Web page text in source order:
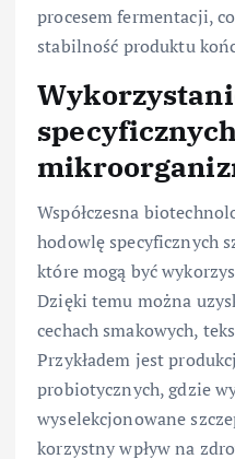
procesem fermentacji,
stabilność produktu
Współczesna
hodowlę specyficznych
które mogą być
Dzięki temu można
cechach smakowych,
Przykładem jest
probiotycznych, gdzie
wyselekcjonowane
korzystny wpływ na